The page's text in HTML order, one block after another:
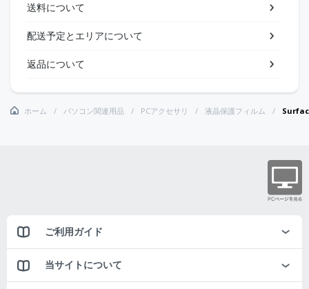
送料について
配送予定とエリアについて
返品について
ホーム パソコン関連用品 PCアクセサリ 液晶保護フィルム
ご利用ガイド
当サイトについて